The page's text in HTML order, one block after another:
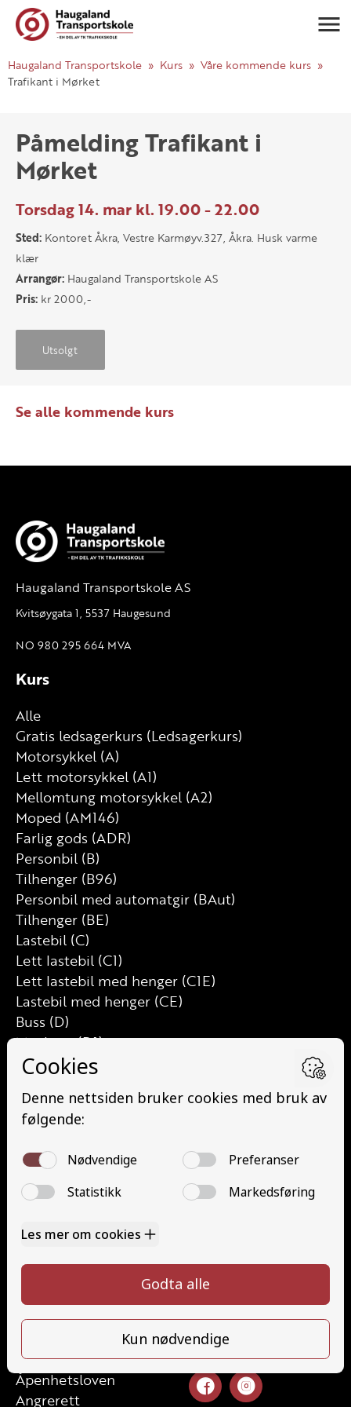
Haugaland Transportskole Kurs
Våre kommende kurs
Trafikant i Mørket
Påmelding Trafikant i
Mørket
Torsdag 14. mar kl. 19.00 - 22.00
Sted: Kontoret Åkra, Vestre Karmøyv.327, Åkra. Husk varme
klær
Arrangør: Haugaland Transportskole AS
Pris: kr 2000,-
Utsolgt
Se alle kommende kurs
Haugaland Transportskole AS
Kvitsøygata 1, 5537 Haugesund
NO 980 295 664 MVA
Kurs
Alle
Gratis ledsagerkurs (Ledsagerkurs)
Motorsykkel (A)
Lett motorsykkel (A1)
Mellomtung motorsykkel (A2)
Moped (AM146)
Farlig gods (ADR)
Personbil (B)
Tilhenger (B96)
Personbil med automatgir (BAut)
Tilhenger (BE)
Lastebil (C)
Lett lastebil (C1)
Lett lastebil med henger (C1E)
Lastebil med henger (CE)
Buss (D)
Minibuss (D1)
Minibuss med henger (D1E)
Traktor (T)
Traktor (T141 og T148)
Trafikalt grunnkurs (TG)
Gods (YDG – YSK)
Person (YDP – YSK)
Kontakt
Priser
Elevside
Kontakt oss
Åpenhetsloven
Angrerett
52 70 87 90
post@haugaland-as.no
Følg oss